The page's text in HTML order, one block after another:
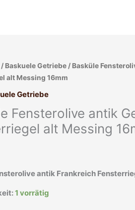
/ Baskuele Getriebe / Basküle
alt Messing 16mm
Getriebe
Fensterolive antik
alt Messing
antik Frankreich
1 vorrätig